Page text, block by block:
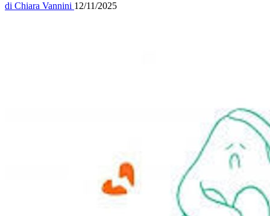
di Chiara Vannini 12/11/2025